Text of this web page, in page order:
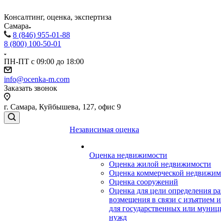
Консалтинг, оценка, экспертиза
Самара
8 (846) 955-01-88
8 (800) 100-50-01
ПН-ПТ с 09:00 до 18:00
info@ocenka-m.com
Заказать звонок
г. Самара, Куйбышева, 127, офис 9
Независимая оценка
Оценка недвижимости
Оценка жилой недвижимости
Оценка коммерческой
Оценка сооружений
Оценка для цели определения
возмещения в связи с изъятием
для государственных или
нужд